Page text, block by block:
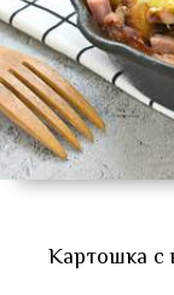
Картошка с